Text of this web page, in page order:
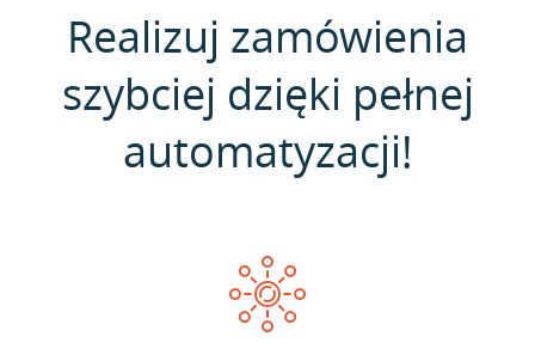
Realizuj zamówienia
szybciej dzięki pełnej
automatyzacji!